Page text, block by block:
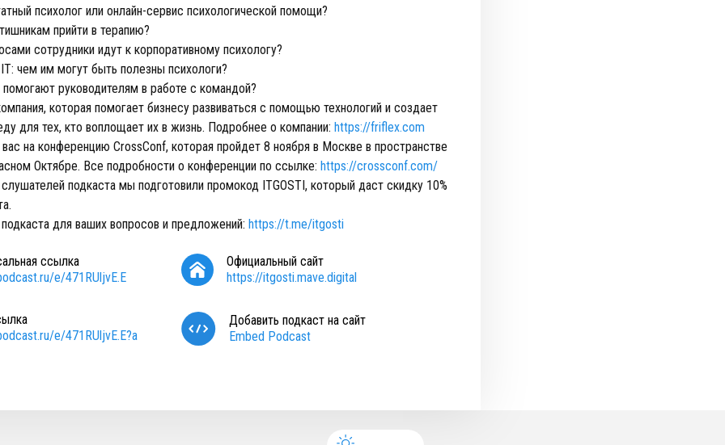
психолог или онлайн-сервис психологической помощи?
прийти в терапию?
сотрудники идут к корпоративному психологу?
чем им могут быть полезны психологи?
помогают руководителям в работе с командой?
которая помогает бизнесу развиваться с помощью технологий и создает
для тех, кто воплощает их в жизнь. Подробнее о компании: https://friflex.com
на конференцию CrossConf, которая пройдет 8 ноября в Москве в пространстве
Октябре. Все подробности о конференции по ссылке: https://crossconf.com/
подкаста мы подготовили промокод ITGOSTI, который даст скидку 10%
для ваших вопросов и предложений: https://t.me/itgosti
ссылка
e/471RUljvE.E
Официальный сайт
https://itgosti.mave.digital
e/471RUljvE.E?a
Добавить подкаст на сайт
Embed Podcast